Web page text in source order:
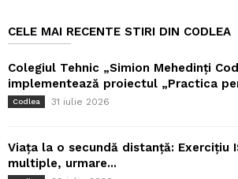
CELE MAI RECENTE STIRI DIN CODLEA
Colegiul Tehnic „Simion Mehedinți
implementează proiectul „Practica
Codlea 31 iulie 2026
Viața la o secundă distanță: Exercițiu
multiple, urmare...